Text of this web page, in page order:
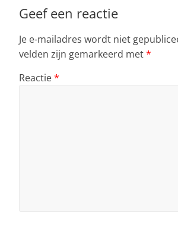
Geef een reactie
Je e-mailadres wordt niet
velden zijn gemarkeerd met*
Reactie*